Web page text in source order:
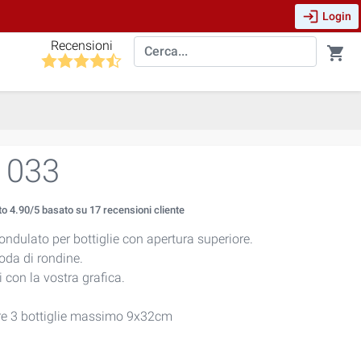
login Login
Recensioni shopping_cart
4.90/5 basato su 17 recensioni cliente
per bottiglie con apertura superiore.
di rondine.
con la vostra grafica.
3 bottiglie massimo 9x32cm